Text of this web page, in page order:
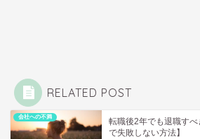
RELATED POST
会社への不満
転職後2年でも退職す
で失敗しない方法】